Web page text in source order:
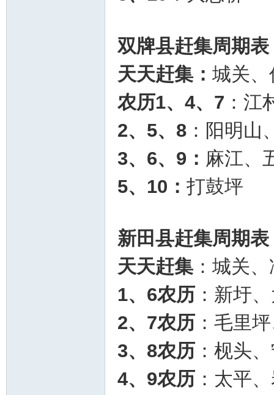
双牌县赶集周期表
天天赶集： 城关
农历1、4、7 ：江
2、5、8 ：阳明山
3、6、9： 麻江、
5、10： 打鼓坪
新田县赶集周期表
天天赶集 ：城关
1、6农历 ：新圩
2、7农历 ：毛里
3、8农历 ：枧头
4、9农历 ：太平